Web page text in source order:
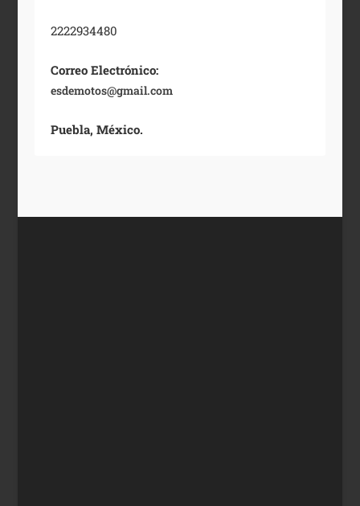
2222934480
Correo Electrónico:
esdemotos@gmail.com
Puebla, México.